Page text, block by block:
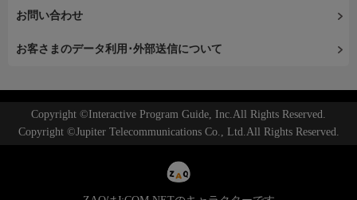
お問い合わせ
お客さまのデータ利用･外部送信について
Copyright ©Interactive Program Guide, Inc.All Rights Reserved.
Copyright ©Jupiter Telecommunications Co., Ltd.All Rights Reserved.